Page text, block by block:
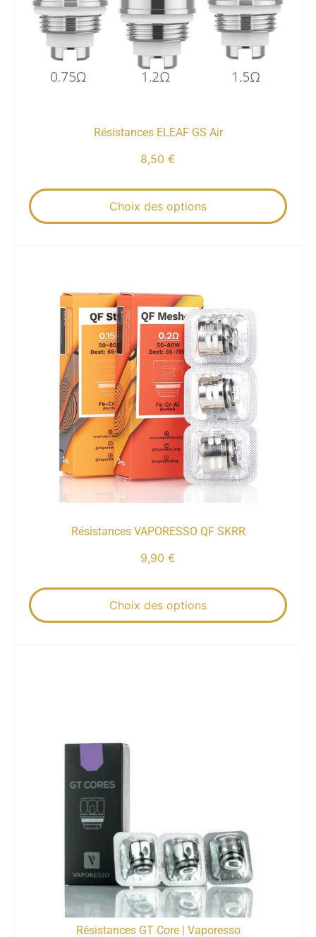
Résistances ELEAF GS Air
8,50 €
Choix des options
Résistances VAPORESSO QF SKRR
9,90 €
Choix des options
Résistances GT Core | Vaporesso